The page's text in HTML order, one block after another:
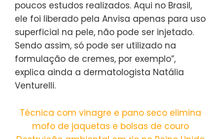
poucos estudos realizados. Aqui no Brasil,
ele foi liberado pela Anvisa apenas para uso
superficial na pele, não pode ser injetado.
Sendo assim, só pode ser utilizado na
formulação de cremes, por exemplo”,
explica ainda a dermatologista Natália
Venturelli.
Técnica com vinagre e pano seco elimina
mofo de jaquetas e bolsas de couro